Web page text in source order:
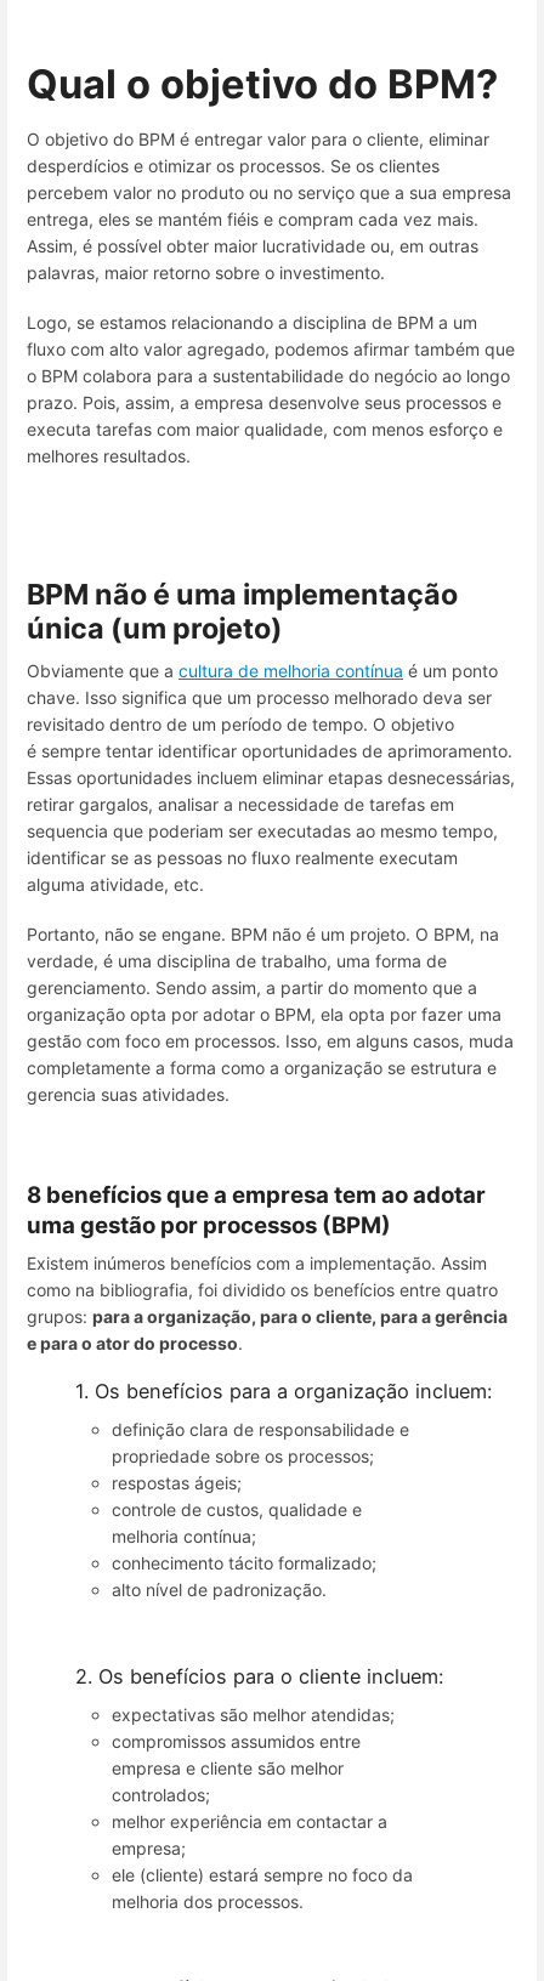
Qual o objetivo do BPM?
O objetivo do BPM é entregar valor para o cliente, eliminar
desperdícios e otimizar os processos. Se os clientes
percebem valor no produto ou no serviço que a sua empresa
entrega, eles se mantém fiéis e compram cada vez mais.
Assim, é possível obter maior lucratividade ou, em outras
palavras, maior retorno sobre o investimento.
Logo, se estamos relacionando a disciplina de BPM a um
fluxo com alto valor agregado, podemos afirmar também que
o BPM colabora para a sustentabilidade do negócio ao longo
prazo. Pois, assim, a empresa desenvolve seus processos e
executa tarefas com maior qualidade, com menos esforço e
melhores resultados.
BPM não é uma implementação
única (um projeto)
Obviamente que a cultura de melhoria contínua é um ponto
chave. Isso significa que um processo melhorado deva ser
revisitado dentro de um período de tempo. O objetivo
é sempre tentar identificar oportunidades de aprimoramento.
Essas oportunidades incluem eliminar etapas desnecessárias,
retirar gargalos, analisar a necessidade de tarefas em
sequencia que poderiam ser executadas ao mesmo tempo,
identificar se as pessoas no fluxo realmente executam
alguma atividade, etc.
Portanto, não se engane. BPM não é um projeto. O BPM, na
verdade, é uma disciplina de trabalho, uma forma de
gerenciamento. Sendo assim, a partir do momento que a
organização opta por adotar o BPM, ela opta por fazer uma
gestão com foco em processos. Isso, em alguns casos, muda
completamente a forma como a organização se estrutura e
gerencia suas atividades.
8 benefícios que a empresa tem ao adotar
uma gestão por processos (BPM)
Existem inúmeros benefícios com a implementação. Assim
como na bibliografia, foi dividido os benefícios entre quatro
grupos: para a organização, para o cliente, para a gerência
e para o ator do processo.
1. Os benefícios para a organização incluem:
definição clara de responsabilidade e
propriedade sobre os processos;
respostas ágeis;
controle de custos, qualidade e
melhoria contínua;
conhecimento tácito formalizado;
alto nível de padronização.
2. Os benefícios para o cliente incluem:
expectativas são melhor atendidas;
compromissos assumidos entre
empresa e cliente são melhor
controlados;
melhor experiência em contactar a
empresa;
ele (cliente) estará sempre no foco da
melhoria dos processos.